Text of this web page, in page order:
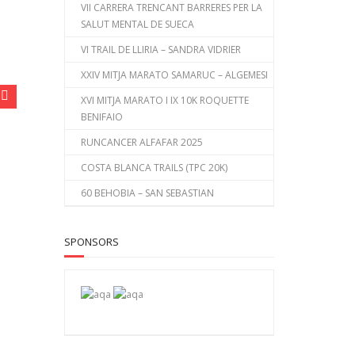
VII CARRERA TRENCANT BARRERES PER LA
SALUT MENTAL DE SUECA
VI TRAIL DE LLIRIA – SANDRA VIDRIER
XXIV MITJA MARATO SAMARUC – ALGEMESI
XVI MITJA MARATO I IX 10K ROQUETTE
BENIFAIO
RUNCANCER ALFAFAR 2025
COSTA BLANCA TRAILS (TPC 20K)
60 BEHOBIA – SAN SEBASTIAN
SPONSORS